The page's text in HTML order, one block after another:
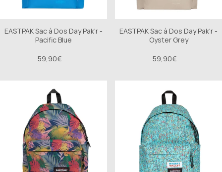
deuxième titre, l'emblème Montblanc en résine précieuse
l'agrafe prend la forme d'une ceinture de boxe et porte
son nom. La plume en or bicolore Au 750/1000 fabriquée à
Couleur : Or
Dimension : 10 x 10 x 10 mm
Poids : 95.76 g
EASTPAK Sac à Dos Day Pak'r -
Pacific Blue
59,90€
EASTPAK Sac à Dos Day Pak'r -
Oyster Grey
59,90€